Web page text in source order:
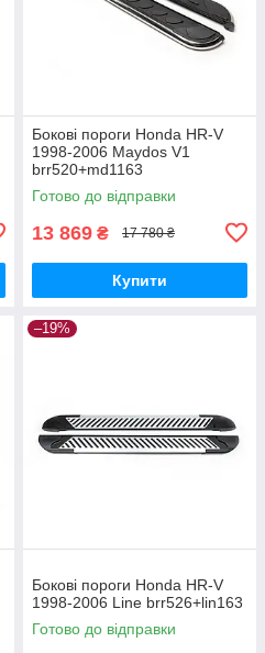
Бокові пороги Honda HR-V
1998-2006 Maydos V1
brr520+md1163
Готово до відправки
13 869 ₴ 17 780 ₴
Купити
–19%
Бокові пороги Honda HR-V
1998-2006 Line brr526+lin163
Готово до відправки